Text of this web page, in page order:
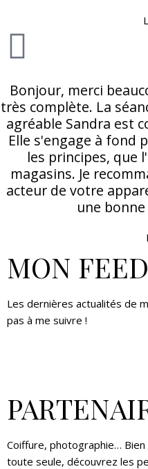
Bonjour, merci
très complète. La
agréable Sandra est
Elle s'engage à fond
les principes, que
magasins. Je
acteur de votre
une
MON FEED
Les dernières actualités de
pas à me suivre !
Coiffure, photographie…
toute seule, découvrez les